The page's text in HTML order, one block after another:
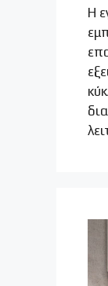
Η